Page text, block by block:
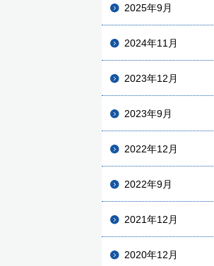
2025年9月
2024年11月
2023年12月
2023年9月
2022年12月
2022年9月
2021年12月
2020年12月